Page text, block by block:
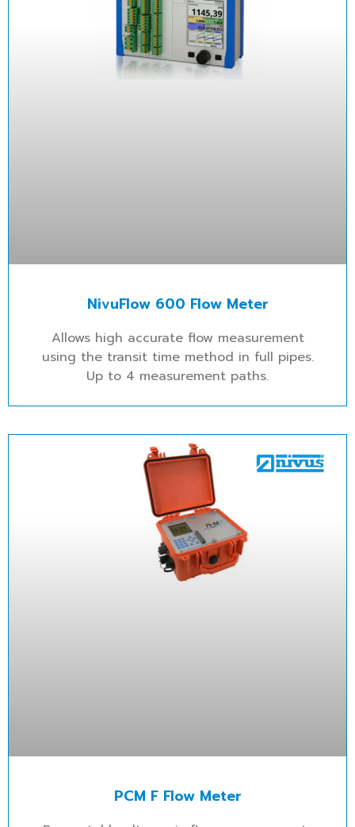
NivuFlow 600 Flow Meter
Allows high accurate flow measurement
using the transit time method in full pipes.
Up to 4 measurement paths.
PCM F Flow Meter